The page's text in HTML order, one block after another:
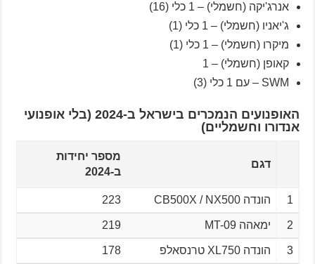
אנרג'יקה (חשמלי) – 1 כלי (16)
ג'יאניו (חשמלי) – 1 כלי (1)
מיקרו (חשמלי) – 1 כלי (1)
קאופן (חשמלי) – 1
SWM – עם 1 כלי (3)
האופנועים הנמכרים בישראל ב-2024 (בלי אופנועי
אנדורו וחשמליים)
דגם
מספר יחידות
ב-2024
1 הונדה CB500X / NX500 223
2 ימאהה MT-09 219
3 הונדה XL750 טרנסאלפ 178